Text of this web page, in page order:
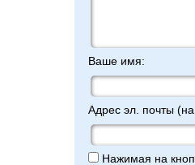
Ваше имя:
Адрес эл. почты
Нажимая на